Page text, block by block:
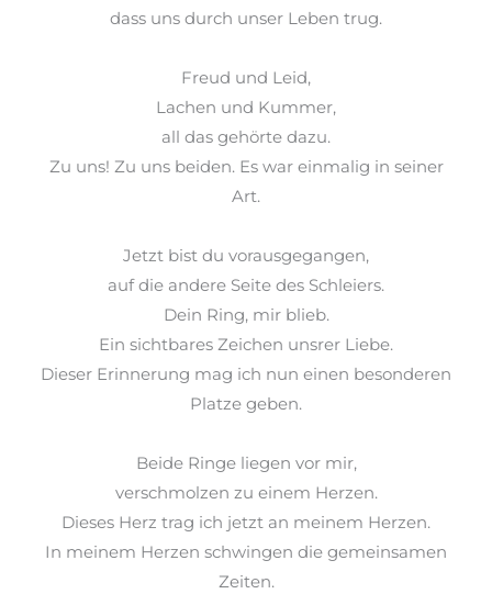
dass uns durch unser Leben trug.
Freud und Leid,
Lachen und Kummer,
all das gehörte dazu.
Zu uns! Zu uns beiden. Es war einmalig in seiner
Art.
Jetzt bist du vorausgegangen,
auf die andere Seite des Schleiers.
Dein Ring, mir blieb.
Ein sichtbares Zeichen unsrer Liebe.
Dieser Erinnerung mag ich nun einen besonderen
Platze geben.
Beide Ringe liegen vor mir,
verschmolzen zu einem Herzen.
Dieses Herz trag ich jetzt an meinem Herzen.
In meinem Herzen schwingen die gemeinsamen
Zeiten.